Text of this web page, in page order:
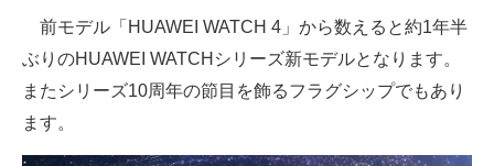
ITの今と未来を見通す
スマホと通信の最新トレンド
前モデル「HUAWEI WATCH 4」から数えると約1年半
ぶりのHUAWEI WATCHシリーズ新モデルとなります。
またシリーズ10周年の節目を飾るフラグシップでもあり
ます。